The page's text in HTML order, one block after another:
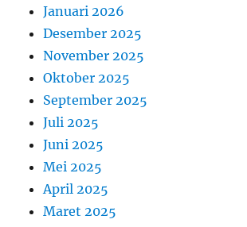
Januari 2026
Desember 2025
November 2025
Oktober 2025
September 2025
Juli 2025
Juni 2025
Mei 2025
April 2025
Maret 2025